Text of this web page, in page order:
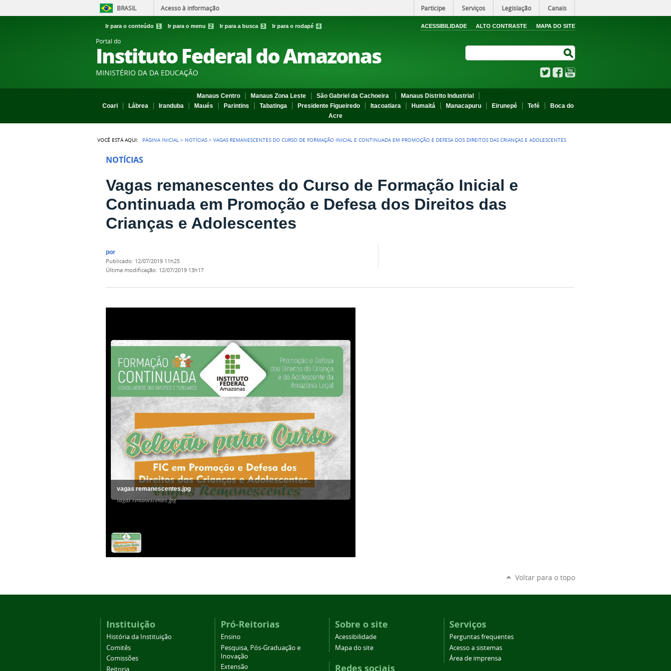
BRASIL Acesso à informação Participe Serviços Legislação Canais
Ir para o conteúdo 1 Ir para o menu 2 Ir para a busca 3 Ir para o rodapé 4 ACESSIBILIDADE ALTO CONTRASTE MAPA DO SITE
Portal do
Instituto Federal do Amazonas
MINISTÉRIO DA DA EDUCAÇÃO TwitterFacebook
Manaus Centro Manaus Zona Leste São Gabriel da Cachoeira
Manaus Distrito Industrial
Coari
Lábrea Iranduba Maués Parintins Tabatinga Presidente Figueiredo Itacoatiara Humaitá Manacapuru Eirunepé Tefé
Boca do
Acre
VOCÊ ESTÁ AQUI: PÁGINA INICIAL > NOTÍCIAS >VAGAS REMANESCENTES DO CURSO DE FORMAÇÃO INICIAL E CONTINUADA EM PROMOÇÃO E DEFESA DOS DIREITOS DAS CRIANÇAS E ADOLESCENTES
NOTÍCIAS
Vagas remanescentes do Curso de Formação Inicial e
Continuada em Promoção e Defesa dos Direitos das
Crianças e Adolescentes
por
publicado: 12/07/2019 11h25
última modificação: 12/07/2019 13h17
vagas remanescentes.jpg
vagas remanescentes.jpg
Voltar para o topo
Instituição
História da Instituição
Comitês
Comissões
Reitoria
Pró-Reitorias
Ensino
Pesquisa, Pós-Graduação e
Inovação
Extensão
Sobre o site
Acessibilidade
Mapa do site
Redes sociais
Serviços
Perguntas frequentes
Acesso a sistemas
Área de imprensa